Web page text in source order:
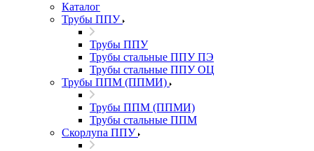
Каталог
Трубы ППУ
Трубы ППУ
Трубы стальные ППУ ПЭ
Трубы стальные ППУ ОЦ
Трубы ППМ (ППМИ)
Трубы ППМ (ППМИ)
Трубы стальные ППМ
Скорлупа ППУ